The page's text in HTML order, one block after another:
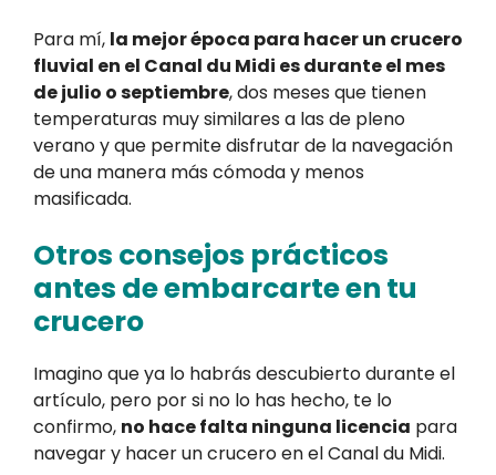
Para mí, la mejor época para hacer un crucero
fluvial en el Canal du Midi es durante el mes
de julio o septiembre, dos meses que tienen
temperaturas muy similares a las de pleno
verano y que permite disfrutar de la navegación
de una manera más cómoda y menos
masificada.
Otros consejos prácticos
antes de embarcarte en tu
crucero
Imagino que ya lo habrás descubierto durante el
artículo, pero por si no lo has hecho, te lo
confirmo, no hace falta ninguna licencia para
navegar y hacer un crucero en el Canal du Midi.